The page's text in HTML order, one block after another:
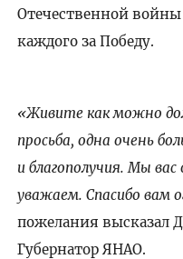
Отечественной войны
каждого за Победу.
«Живите как можно
просьба, одна очень
и благополучия. Мы вас
уважаем. Спасибо вам
пожелания высказал
Губернатор ЯНАО.